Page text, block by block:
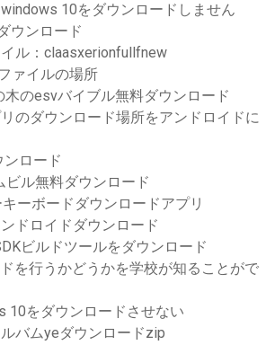
10をダウンロードしません
ウンロード
ル：claasxerionfullfnew
ァイルの場所
木のesvバイブル無料ダウンロード
のダウンロード場所をアンドロイドに
ンロード
ビル無料ダウンロード
ーボードダウンロードアプリ
ドロイドダウンロード
ビルドツールをダウンロード
を行うかどうかを学校が知ることがで
10をダウンロードさせない
バムyeダウンロードzip